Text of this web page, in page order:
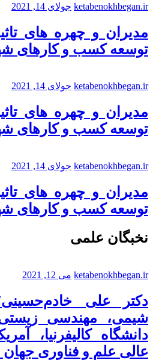
ketabenokhbegan.ir جولای 14, 2021
مدیران و چهره های
توسعه کسب و کارهای
ketabenokhbegan.ir جولای 14, 2021
مدیران و چهره های
توسعه کسب و کارهای
ketabenokhbegan.ir جولای 14, 2021
مدیران و چهره های
توسعه کسب و کارهای
نخبگان علمی
ketabenokhbegan.ir می 12, 2021
دکتر علی
شیمی، مهندسی زیستی
دانشگاه کالیفرنیا،
عالی علم و فناوری جهان